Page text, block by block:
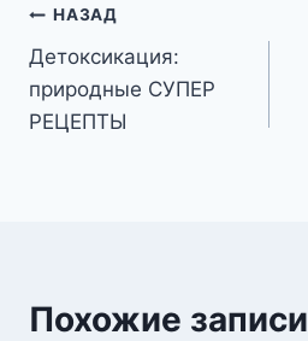
Навигация
по
записям
НАЗАД
Детоксикация:
природные СУПЕР
РЕЦЕПТЫ
Похожие записи